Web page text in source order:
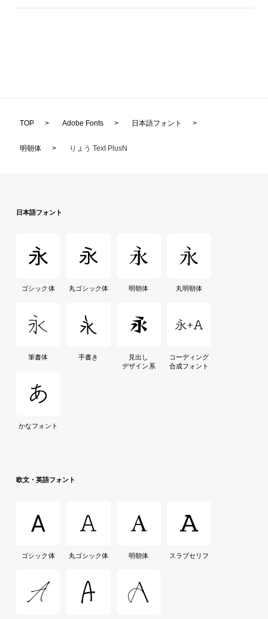
TOP > Adobe Fonts > 日本語フォント >
明朝体 > りょう Text PlusN
日本語フォント
ゴシック体 丸ゴシック体 明朝体 丸明朝体
筆書体 手書き
見出し
デザイン系
コーディング
合成フォント
かなフォント
欧文・英語フォント
ゴシック体 丸ゴシック体 明朝体 スラブセリフ